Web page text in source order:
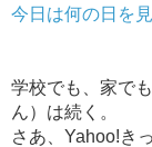
今日は何の日を
学校でも、家で
ん）は続く。
さあ、Yahoo!き